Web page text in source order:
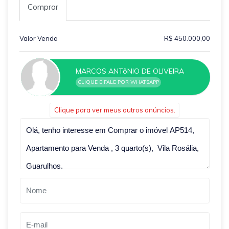
Comprar
Valor Venda R$ 450.000,00
MARCOS ANTôNIO DE OLIVEIRA
CLIQUE E FALE POR WHATSAPP
Clique para ver meus outros anúncios.